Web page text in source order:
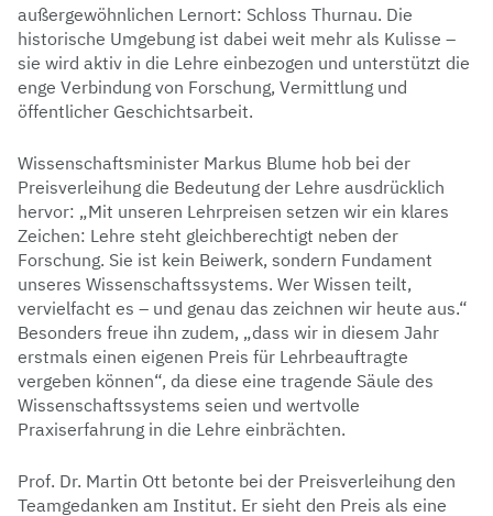
außergewöhnlichen Lernort: Schloss Thurnau. Die
historische Umgebung ist dabei weit mehr als Kulisse –
sie wird aktiv in die Lehre einbezogen und unterstützt die
enge Verbindung von Forschung, Vermittlung und
öffentlicher Geschichtsarbeit.
Wissenschaftsminister Markus Blume hob bei der
Preisverleihung die Bedeutung der Lehre ausdrücklich
hervor: „Mit unseren Lehrpreisen setzen wir ein klares
Zeichen: Lehre steht gleichberechtigt neben der
Forschung. Sie ist kein Beiwerk, sondern Fundament
unseres Wissenschaftssystems. Wer Wissen teilt,
vervielfacht es – und genau das zeichnen wir heute aus.“
Besonders freue ihn zudem, „dass wir in diesem Jahr
erstmals einen eigenen Preis für Lehrbeauftragte
vergeben können“, da diese eine tragende Säule des
Wissenschaftssystems seien und wertvolle
Praxiserfahrung in die Lehre einbrächten.
Prof. Dr. Martin Ott betonte bei der Preisverleihung den
Teamgedanken am Institut. Er sieht den Preis als eine